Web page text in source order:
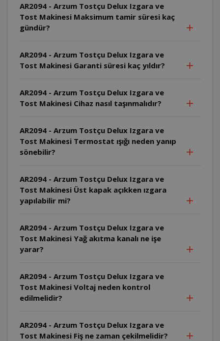
AR2094 - Arzum Tostçu Delux Izgara ve
Tost Makinesi Maksimum tamir süresi kaç
gündür?
AR2094 - Arzum Tostçu Delux Izgara ve
Tost Makinesi Garanti süresi kaç yıldır?
AR2094 - Arzum Tostçu Delux Izgara ve
Tost Makinesi Cihaz nasıl taşınmalıdır?
AR2094 - Arzum Tostçu Delux Izgara ve
Tost Makinesi Termostat ışığı neden yanıp
sönebilir?
AR2094 - Arzum Tostçu Delux Izgara ve
Tost Makinesi Üst kapak açıkken ızgara
yapılabilir mi?
AR2094 - Arzum Tostçu Delux Izgara ve
Tost Makinesi Yağ akıtma kanalı ne işe
yarar?
AR2094 - Arzum Tostçu Delux Izgara ve
Tost Makinesi Voltaj neden kontrol
edilmelidir?
AR2094 - Arzum Tostçu Delux Izgara ve
Tost Makinesi Fiş ne zaman çekilmelidir?